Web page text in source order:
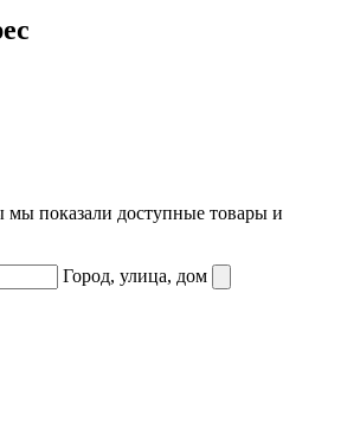
показали доступные товары и
Город, улица, дом